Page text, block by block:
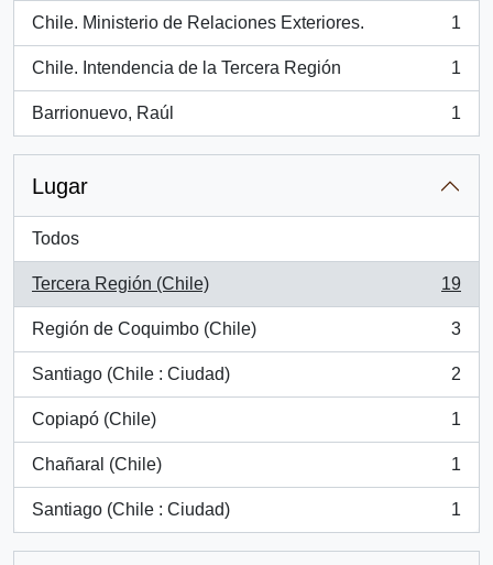
Chile. Ministerio de Relaciones Exteriores.
, 1 resultados
1
Chile. Intendencia de la Tercera Región
, 1 resultados
1
Barrionuevo, Raúl
, 1 resultados
1
Lugar
Todos
Tercera Región (Chile)
, 19 resultados
19
Región de Coquimbo (Chile)
, 3 resultados
3
Santiago (Chile : Ciudad)
, 2 resultados
2
Copiapó (Chile)
, 1 resultados
1
Chañaral (Chile)
, 1 resultados
1
Santiago (Chile : Ciudad)
, 1 resultados
1